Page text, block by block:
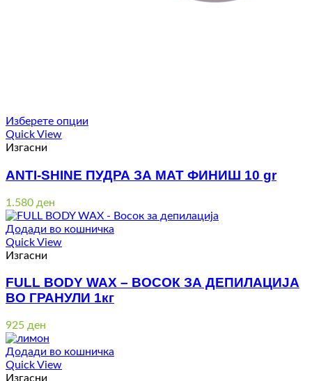
Изберете опции
Quick View
Изгасни
ANTI-SHINE ПУДРА ЗА МАТ ФИНИШ 10 gr
1.580 ден
Додади во кошничка
Quick View
Изгасни
FULL BODY WAX – ВОСОК ЗА ДЕПИЛАЦИЈА
ВО ГРАНУЛИ 1кг
925 ден
Додади во кошничка
Quick View
Изгасни